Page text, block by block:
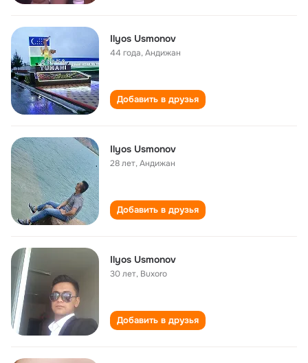
Ilyos Usmonov
44 года,Андижан
Добавить в друзья
Ilyos Usmonov
28 лет,Андижан
Добавить в друзья
Ilyos Usmonov
30 лет, Buxoro
Добавить в друзья